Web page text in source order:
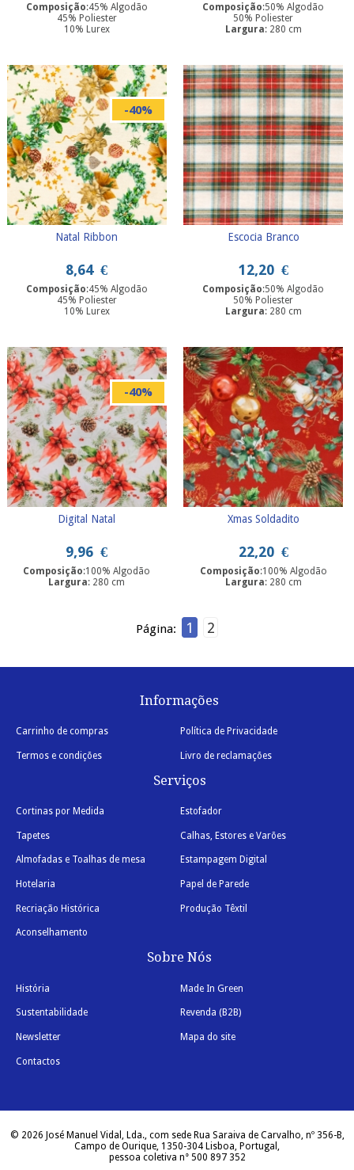
Composição:45% Algodão
45% Poliester
10% Lurex
Composição:50% Algodão
50% Poliester
Largura: 280 cm
-40%
Natal Ribbon
8,64 €
Composição:45% Algodão
45% Poliester
10% Lurex
Escocia Branco
12,20 €
Composição:50% Algodão
50% Poliester
Largura: 280 cm
-40%
Digital Natal
9,96 €
Composição:100% Algodão
Largura: 280 cm
Xmas Soldadito
22,20 €
Composição:100% Algodão
Largura: 280 cm
Página: 1 2
Informações
Carrinho de compras Política de Privacidade
Termos e condições Livro de reclamações
Serviços
Cortinas por Medida Estofador
Tapetes Calhas, Estores e Varões
Almofadas e Toalhas de mesa Estampagem Digital
Hotelaria Papel de Parede
Recriação Histórica Produção Têxtil
Aconselhamento
Sobre Nós
História Made In Green
Sustentabilidade Revenda (B2B)
Newsletter Mapa do site
Contactos
© 2026 José Manuel Vidal, Lda., com sede Rua Saraiva de Carvalho, nº 356-B,
Campo de Ourique, 1350-304 Lisboa, Portugal,
pessoa coletiva n° 500 897 352